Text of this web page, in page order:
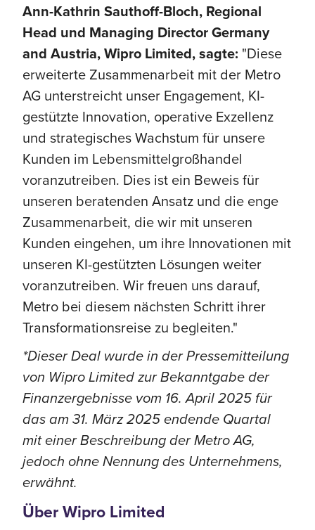
Ann-Kathrin Sauthoff-Bloch, Regional
Head und Managing Director Germany
and Austria, Wipro Limited, sagte: "Diese
erweiterte Zusammenarbeit mit der Metro
AG unterstreicht unser Engagement, KI-
gestützte Innovation, operative Exzellenz
und strategisches Wachstum für unsere
Kunden im Lebensmittelgroßhandel
voranzutreiben. Dies ist ein Beweis für
unseren beratenden Ansatz und die enge
Zusammenarbeit, die wir mit unseren
Kunden eingehen, um ihre Innovationen mit
unseren KI-gestützten Lösungen weiter
voranzutreiben. Wir freuen uns darauf,
Metro bei diesem nächsten Schritt ihrer
Transformationsreise zu begleiten."
*Dieser Deal wurde in der Pressemitteilung
von Wipro Limited zur Bekanntgabe der
Finanzergebnisse vom 16. April 2025 für
das am 31. März 2025 endende Quartal
mit einer Beschreibung der Metro AG,
jedoch ohne Nennung des Unternehmens,
erwähnt.
Über Wipro Limited